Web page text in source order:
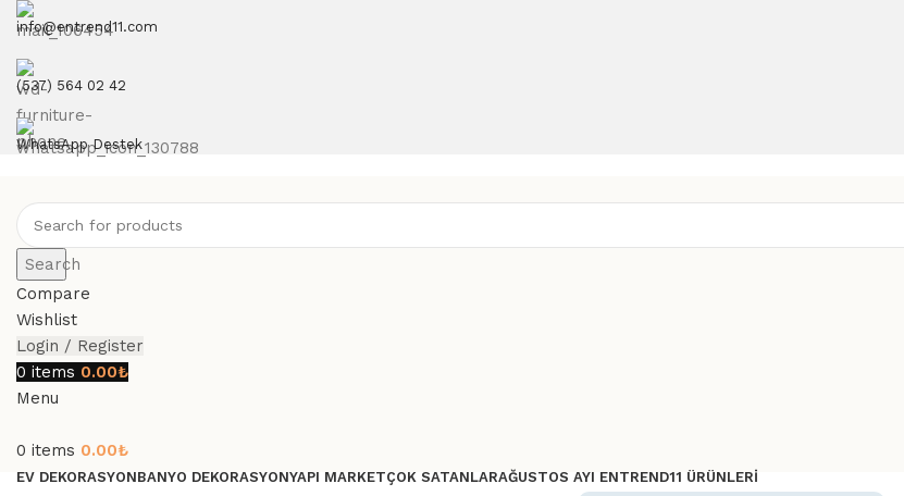
info@entrend11.com
(537) 564 02 42
WhatsApp Destek
Search
Compare
Wishlist
Login / Register
0 items 0.00₺
Menu
0 items 0.00₺
EV DEKORASYONBANYO DEKORASYONYAPI MARKETÇOK SATANLARAĞUSTOS AYI ENTREND11 ÜRÜNLERI